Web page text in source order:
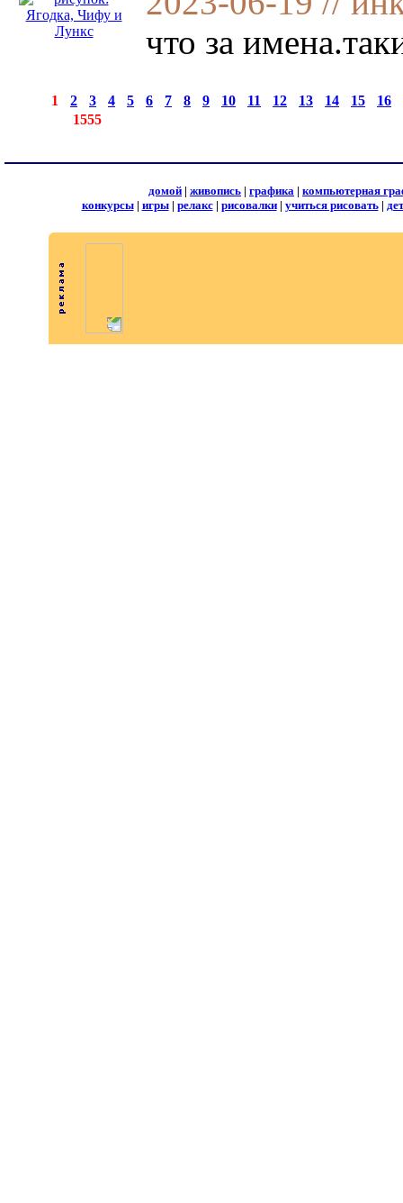
что за
1 2 3 4 5 6 7 8 9 10 11 12 13 14 15 16
1555
домой | живопись | графика | компьютерная
конкурсы| игры| релакс| рисовалки| учиться рисовать|